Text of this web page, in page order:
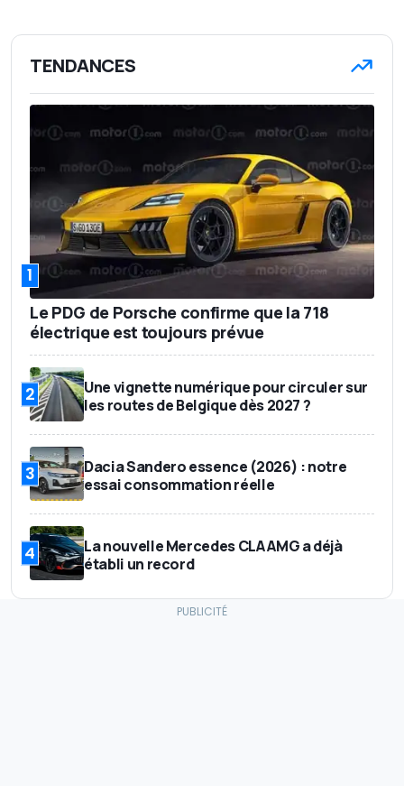
TENDANCES
1
Le PDG de Porsche confirme que la 718
électrique est toujours prévue
2
Une vignette numérique pour circuler sur
les routes de Belgique dès 2027 ?
3
Dacia Sandero essence (2026) : notre
essai consommation réelle
4
La nouvelle Mercedes CLA AMG a déjà
établi un record